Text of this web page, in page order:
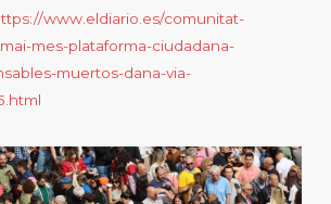
www.eldiario.es/comunitat-
mes-plataforma-ciudadana-
muertos-dana-via-